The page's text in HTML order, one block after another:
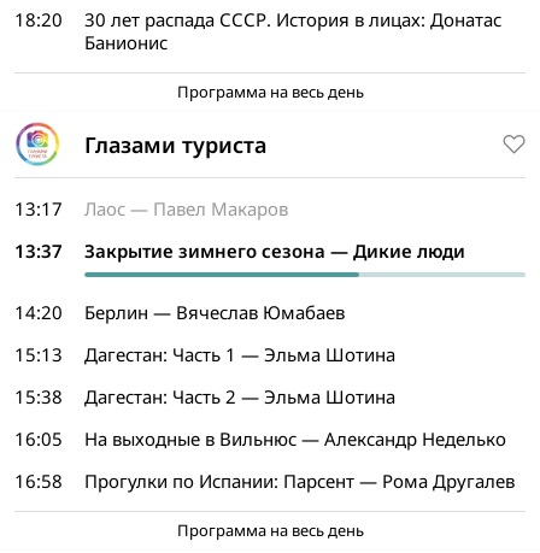
18:20
30 лет распада СССР. История в лицах: Донатас
Банионис
Программа на весь день
Глазами туриста
13:17
Лаос — Павел Макаров
13:37
Закрытие зимнего сезона — Дикие люди
14:20
Берлин — Вячеслав Юмабаев
15:13
Дагестан: Часть 1 — Эльма Шотина
15:38
Дагестан: Часть 2 — Эльма Шотина
16:05
На выходные в Вильнюс — Александр Неделько
16:58
Прогулки по Испании: Парсент — Рома Другалев
Программа на весь день